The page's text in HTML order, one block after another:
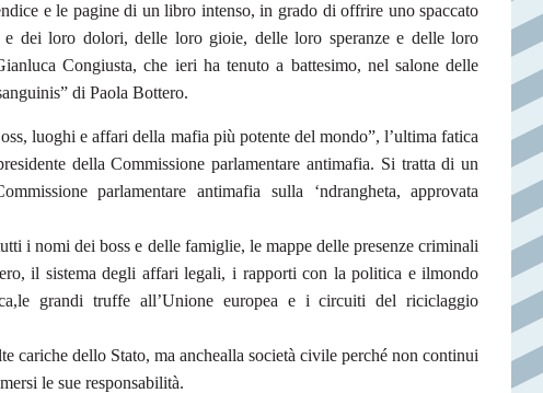
e le pagine di un libro intenso, in grado di offrire uno spaccato
e dei loro dolori, delle loro gioie, delle loro speranze e delle loro
Congiusta, che ieri ha tenutoa battesimo, nel salone delle
di Paola Bottero.
luoghi e affari della mafia più potente del mondo”, l’ultima fatica
della Commissione parlamentare antimafia. Si tratta di un
parlamentareantimafia sulla ‘ndrangheta, approvata
i nomi dei boss e delle famiglie, le mappe delle presenze criminali
il sistema degli affari legali, i rapporti con la politica e ilmondo
le grandi truffe all’Unione europea e i circuiti del riciclaggio
cariche dello Stato, ma anchealla società civile perché non continui
le sue responsabilità.